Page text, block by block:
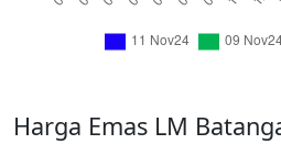
Harga Emas LM